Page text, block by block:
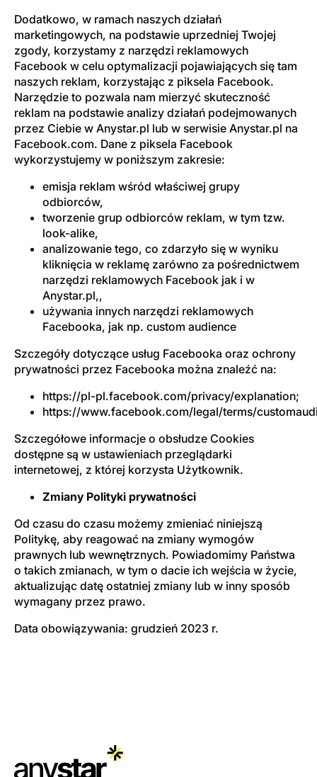
Dodatkowo, w ramach naszych działań
marketingowych, na podstawie uprzedniej Twojej
zgody, korzystamy z narzędzi reklamowych
Facebook w celu optymalizacji pojawiających się tam
naszych reklam, korzystając z piksela Facebook.
Narzędzie to pozwala nam mierzyć skuteczność
reklam na podstawie analizy działań podejmowanych
przez Ciebie w Anystar.pl lub w serwisie Anystar.pl na
Facebook.com. Dane z piksela Facebook
wykorzystujemy w poniższym zakresie:
emisja reklam wśród właściwej grupy
odbiorców,
tworzenie grup odbiorców reklam, w tym tzw.
look-alike,
analizowanie tego, co zdarzyło się w wyniku
kliknięcia w reklamę zarówno za pośrednictwem
narzędzi reklamowych Facebook jak i w
Anystar.pl,,
używania innych narzędzi reklamowych
Facebooka, jak np. custom audience
Szczegóły dotyczące usług Facebooka oraz ochrony
prywatności przez Facebooka można znaleźć na:
https://pl-pl.facebook.com/privacy/explanation;
https://www.facebook.com/legal/terms/
Szczegółowe informacje o obsłudze Cookies
dostępne są w ustawieniach przeglądarki
internetowej, z której korzysta Użytkownik.
Zmiany Polityki prywatności
Od czasu do czasu możemy zmieniać niniejszą
Politykę, aby reagować na zmiany wymogów
prawnych lub wewnętrznych. Powiadomimy Państwa
o takich zmianach, w tym o dacie ich wejścia w życie,
aktualizując datę ostatniej zmiany lub w inny sposób
wymagany przez prawo.
Data obowiązywania: grudzień 2023 r.